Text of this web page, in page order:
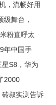
，流畅好用
舞台，
粉直呼太
年中国手
S8，华为
2000
叔实测告诉